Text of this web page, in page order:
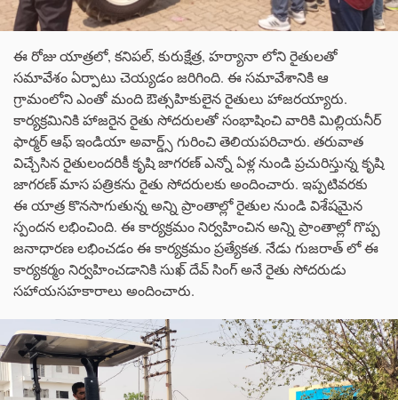
ఈ రోజు యాత్రలో, కనిపల్, కురుక్షేత్ర, హర్యానా లోని రైతులతో
సమావేశం ఏర్పాటు చెయ్యడం జరిగింది. ఈ సమావేశానికి ఆ
గ్రామంలోని ఎంతో మంది ఔత్సహికులైన రైతులు హాజరయ్యారు.
కార్యక్రమినికి హాజరైన రైతు సోదరులతో సంభాషించి వారికి మిల్లియనీర్
ఫార్మర్ ఆఫ్ ఇండియా అవార్డ్స్ గురించి తెలియపరిచారు. తరువాత
విచ్చేసిన రైతులందరికీ కృషి జాగరణ్ ఎన్నో ఏళ్ల నుండి ప్రచురిస్తున్న కృషి
జాగరణ్ మాస పత్రికను రైతు సోదరులకు అందించారు. ఇప్పటివరకు
ఈ యాత్ర కొనసాగుతున్న అన్ని ప్రాంతాల్లో రైతుల నుండి విశేషమైన
స్పందన లభించింది. ఈ కార్యక్రమం నిర్వహించిన అన్ని ప్రాంతాల్లో గొప్ప
జనాధారణ లభించడం ఈ కార్యక్రమం ప్రత్యేకత. నేడు గుజరాత్ లో ఈ
కార్యకర్మం నిర్వహించడానికి సుఖ్ దేవ్ సింగ్ అనే రైతు సోదరుడు
సహాయసహకారాలు అందించారు.